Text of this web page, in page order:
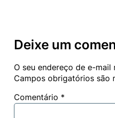
Deixe um
O seu endereço de e-
Campos obrigatórios são
Comentário *